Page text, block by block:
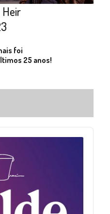
foi
25 anos!